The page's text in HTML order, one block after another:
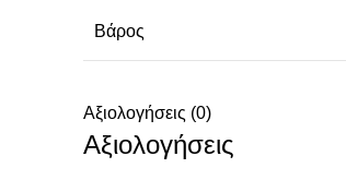
Βάρος
Αξιολογήσεις (0)
Αξιολογήσεις